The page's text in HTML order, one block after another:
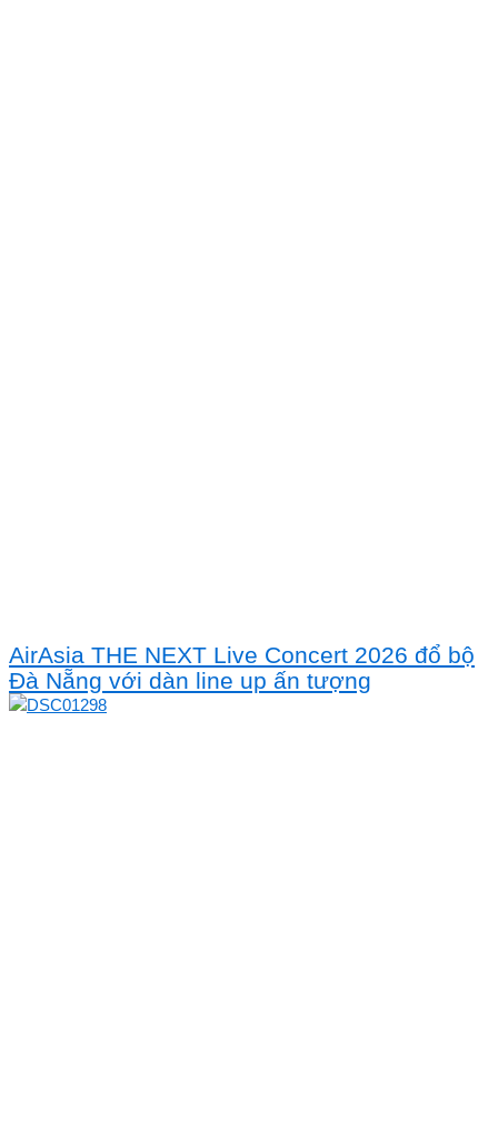
AirAsia THE NEXT Live Concert 2026 đổ bộ
Đà Nẵng với dàn line up ấn tượng